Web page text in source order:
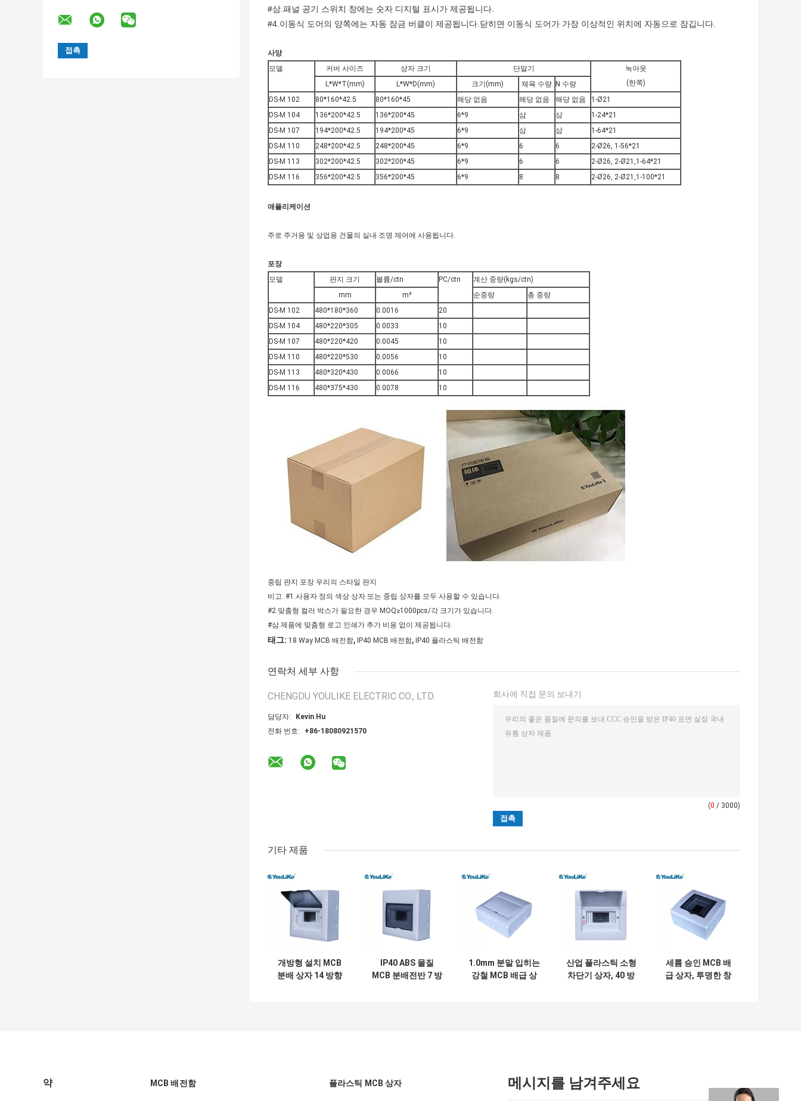
#삼.패널 공기 스위치 창에는 숫자 디지털 표시가 제공됩니다.
#4.이동식 도어의 양쪽에는 자동 잠금 버클이 제공됩니다.닫히면 이동식 도어가 가장 이상적인 위치에 자동으로 잠깁니다.
사양
모델
커버 사이즈 상자 크기 단말기
녹아웃
(한쪽)
L*W*T(mm) L*W*D(mm) 크기(mm) 체육 수량 N 수량
DS-M 102
80*160*42.5 80*160*45 해당 없음 해당 없음 해당 없음
1-Ø21
DS-M 104
136*200*42.5 136*200*45 6*9 삼 삼
1-24*21
DS-M 107
194*200*42.5 194*200*45 6*9 삼 삼
1-64*21
DS-M 110
248*200*42.5 248*200*45 6*9 6 6
2-Ø26, 1-56*21
DS-M 113
302*200*42.5 302*200*45 6*9 6 6
2-Ø26, 2-Ø21,1-64*21
DS-M 116
356*200*42.5 356*200*45 6*9 8 8 2-Ø26, 2-Ø21,1-100*21
애플리케이션
주로 주거용 및 상업용 건물의 실내 조명 제어에 사용됩니다.
포장
모델
판지 크기 볼륨/ctn PC/ctn
계산 중량(kgs/ctn)
mm
m³ 순중량
총 중량
DS-M 102
480*180*360 0.0016
20
DS-M 104
480*220*305 0.0033
10
DS-M 107
480*220*420 0.0045
10
DS-M 110
480*220*530 0.0056
10
DS-M 113
480*320*430 0.0066
10
DS-M 116
480*375*430 0.0078 10
중립 판지 포장 우리의 스타일 판지
비고: #1.사용자 정의 색상 상자 또는 중립 상자를 모두 사용할 수 있습니다.
#2.맞춤형 컬러 박스가 필요한 경우 MOQ≥1000pcs/각 크기가 있습니다.
#삼.제품에 맞춤형 로고 인쇄가 추가 비용 없이 제공됩니다.
태그: 18 Way MCB 배전함, IP40 MCB 배전함, IP40 플라스틱 배전함
연락처 세부 사항
CHENGDU YOULIKE ELECTRIC CO., LTD.
담당자:
Kevin Hu
전화 번호:
+86-18080921570
회사에 직접 문의 보내기
(0 / 3000)
기타 제품
개방형 설치 MCB
분배 상자 14 방향
IP40 ABS 물질
MCB 분배전반 7 방
1.0mm 분말 입히는
강철 MCB 배급 상
산업 플라스틱 소형
차단기 상자, 40 방
세륨 승인 MCB 배
급 상자, 투명한 창
약 MCB 배전함 플라스틱 MCB 상자 메시지를 남겨주세요